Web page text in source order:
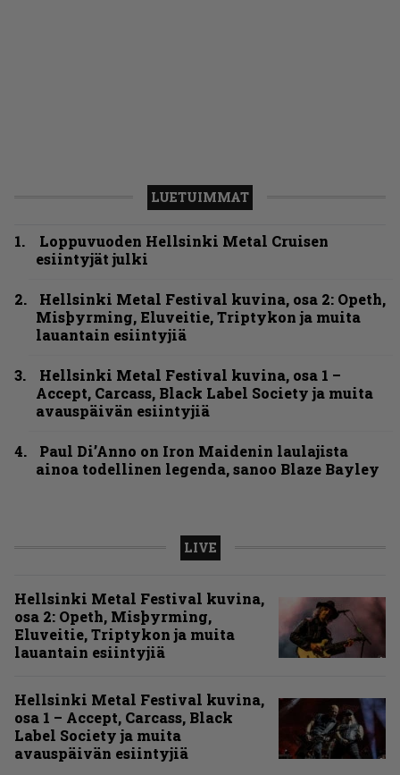
LUETUIMMAT
Loppuvuoden Hellsinki Metal Cruisen
esiintyjät julki
Hellsinki Metal Festival kuvina, osa 2: Opeth,
Misþyrming, Eluveitie, Triptykon ja muita
lauantain esiintyjiä
Hellsinki Metal Festival kuvina, osa 1 –
Accept, Carcass, Black Label Society ja muita
avauspäivän esiintyjiä
Paul Di’Anno on Iron Maidenin laulajista
ainoa todellinen legenda, sanoo Blaze Bayley
LIVE
Hellsinki Metal Festival kuvina,
osa 2: Opeth, Misþyrming,
Eluveitie, Triptykon ja muita
lauantain esiintyjiä
Hellsinki Metal Festival kuvina,
osa 1 – Accept, Carcass, Black
Label Society ja muita
avauspäivän esiintyjiä